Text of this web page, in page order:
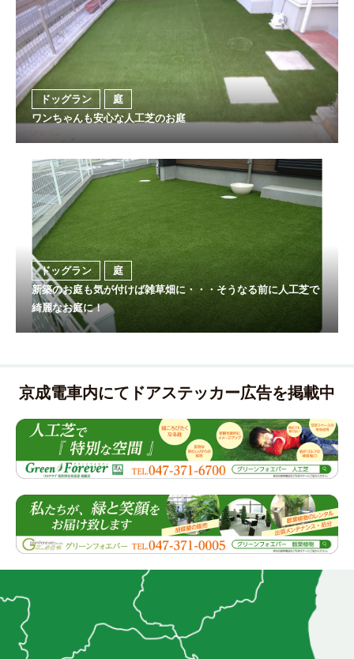
ドッグラン
庭
ワンちゃんも安心な人工芝のお庭
ドッグラン
庭
新築のお庭も気が付けば雑草畑に・・・そうなる前に人工芝で
綺麗なお庭に！
京成電車内にてドアステッカー広告を掲載中